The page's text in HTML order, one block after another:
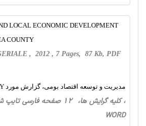
LOCAL ECONOMIC DEVELOPMENT
COUNTY
, 2012 , 7 Pages, 87 Kb, PDF
مدیریت و توسعه اقتصاد بومی، گزارش مورد VALCEA COUNTY
WORD